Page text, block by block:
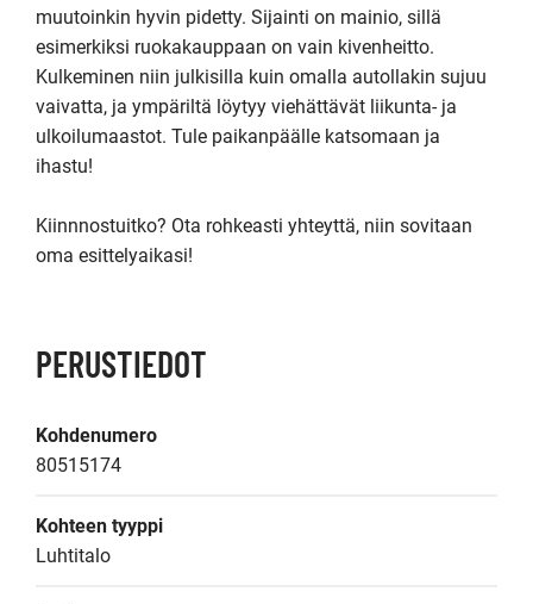
muutoinkin hyvin pidetty. Sijainti on mainio, sillä
esimerkiksi ruokakauppaan on vain kivenheitto.
Kulkeminen niin julkisilla kuin omalla autollakin sujuu
vaivatta, ja ympäriltä löytyy viehättävät liikunta- ja
ulkoilumaastot. Tule paikanpäälle katsomaan ja
ihastu!
Kiinnnostuitko? Ota rohkeasti yhteyttä, niin sovitaan
oma esittelyaikasi!
PERUSTIEDOT
Kohdenumero
80515174
Kohteen tyyppi
Luhtitalo